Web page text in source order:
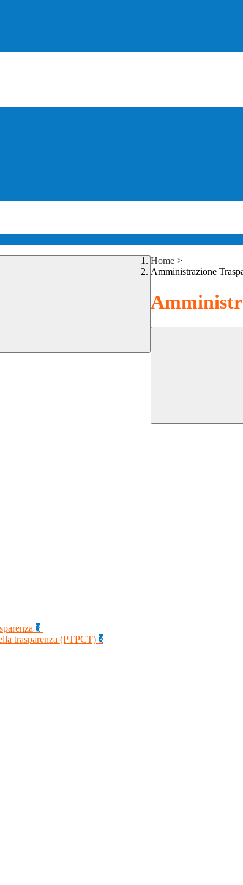
Home >
Amministrazione
3
trasparenza (PTPCT) 3